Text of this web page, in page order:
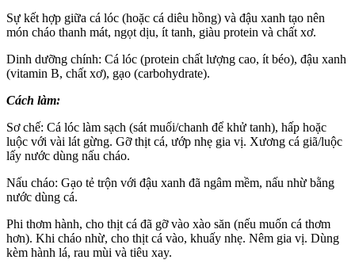
Sự kết hợp giữa cá lóc (hoặc cá diêu hồng) và đậu xanh tạo nên
món cháo thanh mát, ngọt dịu, ít tanh, giàu protein và chất xơ.
Dinh dưỡng chính: Cá lóc (protein chất lượng cao, ít béo), đậu xanh
(vitamin B, chất xơ), gạo (carbohydrate).
Cách làm:
Sơ chế: Cá lóc làm sạch (sát muối/chanh để khử tanh), hấp hoặc
luộc với vài lát gừng. Gỡ thịt cá, ướp nhẹ gia vị. Xương cá giã/luộc
lấy nước dùng nấu cháo.
Nấu cháo: Gạo tẻ trộn với đậu xanh đã ngâm mềm, nấu nhừ bằng
nước dùng cá.
Phi thơm hành, cho thịt cá đã gỡ vào xào săn (nếu muốn cá thơm
hơn). Khi cháo nhừ, cho thịt cá vào, khuấy nhẹ. Nêm gia vị. Dùng
kèm hành lá, rau mùi và tiêu xay.